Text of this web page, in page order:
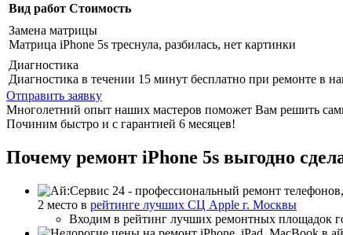
Вид работ Стоимость
Замена матрицы
Матрица iPhone 5s треснула, разбилась, нет картинки
Диагностика
Диагностика в течении 15 минут бесплатно при ремонте в
Отправить заявку
Многолетний опыт наших мастеров поможет Вам решить
Починим быстро и с гарантией 6 месяцев!
Почему ремонт iPhone 5s выгодно
2 место в рейтинге лучших СЦ Apple г. Москвы
Входим в рейтинг лучших ремонтных площадок